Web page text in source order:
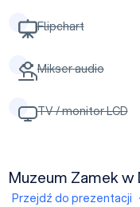
Flipchart
Mikser audio
TV / monitor LCD
Muzeum Zamek w
Przejdź do prezentacji